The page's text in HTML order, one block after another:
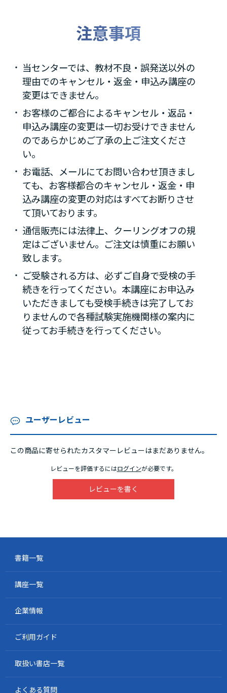
注意事項
当センターでは、教材不良・誤発送以外の
理由でのキャンセル・返金・申込み講座の
変更はできません。
お客様のご都合によるキャンセル・返品・
申込み講座の変更は一切お受けできません
のであらかじめご了承の上ご注文くださ
い。
お電話、メールにてお問い合わせ頂きまし
ても、お客様都合のキャンセル・返金・申
込み講座の変更の対応はすべてお断りさせ
て頂いております。
通信販売には法律上、クーリングオフの規
定はございません。ご注文は慎重にお願い
致します。
ご受験される方は、必ずご自身で受検の手
続きを行ってください。本講座にお申込み
いただきましても受検手続きは完了してお
りませんので各種試験実施機関様の案内に
従ってお手続きを行ってください。
ユーザーレビュー
この商品に寄せられたカスタマーレビューはまだありません。
レビューを評価するにはログインが必要です。
レビューを書く
書籍一覧
講座一覧
企業情報
ご利用ガイド
取扱い書店一覧
よくある質問